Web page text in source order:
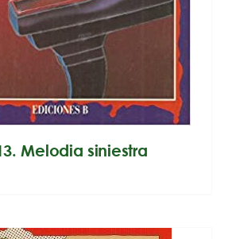
Melodia siniestra